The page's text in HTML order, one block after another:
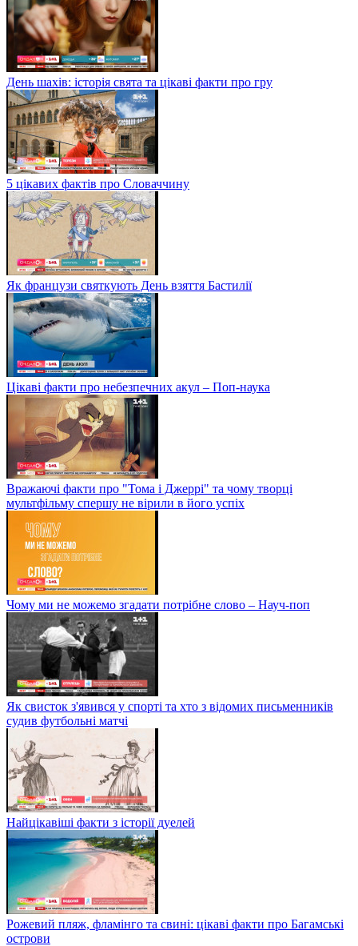
День шахів: історія свята та цікаві факти про гру
5 цікавих фактів про Словаччину
Як французи святкують День взяття Бастилії
Цікаві факти про небезпечних акул – Поп-наука
Вражаючі факти про "Тома і Джеррі" та чому творці
мультфільму спершу не вірили в його успіх
Чому ми не можемо згадати потрібне слово – Науч-поп
Як свисток з'явився у спорті та хто з відомих письменників
судив футбольні матчі
Найцікавіші факти з історії дуелей
Рожевий пляж, фламінго та свині: цікаві факти про Багамські
острови